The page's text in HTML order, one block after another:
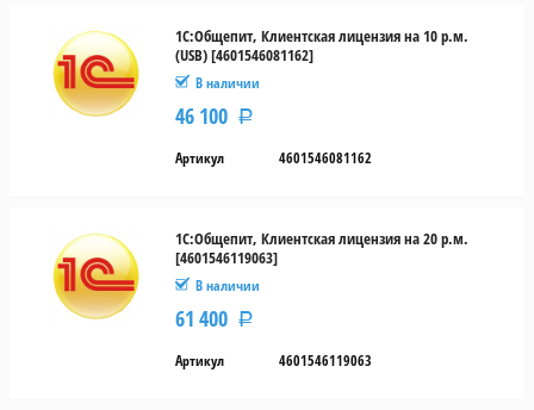
1С:Общепит, Клиентская лицензия на 10 р.м.
(USB) [4601546081162]
В наличии
46 100 Р
Артикул 4601546081162
1С:Общепит, Клиентская лицензия на 20 р.м.
[4601546119063]
В наличии
61 400 Р
Артикул 4601546119063